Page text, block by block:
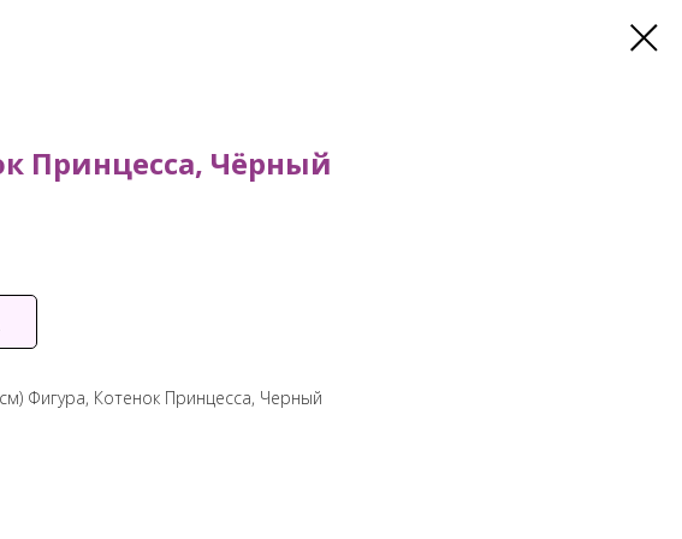
Принцесса, Чёрный
Фигура, Котенок Принцесса, Черный